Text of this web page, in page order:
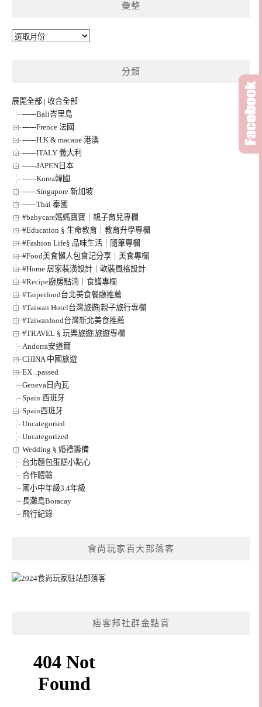
彙整
彙
分類
展開全部 | 收合全部
------Bali峇里島
------Frence 法國
------H.K & macaue 港澳
------ITALY 義大利
------JAPEN日本
------Korea韓國
------Singapore 新加坡
------Thai 泰國
#babycare媽媽寶寶｜親子育兒專欄
#Education § 生命教育｜教育升學專欄
#Fashion Life§ 品味生活｜隨筆專欄
#Food美食懶人包食記分享｜美食專欄
#Home 居家裝潢設計｜軟裝風格設計
#Recipe廚房點滴｜食譜專欄
#Taipeifood台北美食餐廳推薦
#Taiwan Hotel台灣旅遊|親子旅行專欄
#Taiwanfood台灣新北美食推薦
#TRAVEL § 玩樂旅遊|旅遊專欄
Andorra安道爾
CHINA 中國旅遊
EX ..passed
Geneva日內瓦
Spain 西班牙
Spain西班牙
Uncategoried
Uncategorized
Wedding § 婚禮籌備
台北麵包蛋糕小點心
合作體驗
國小中年級3.4年級
長灘島Boracay
飛行紀錄
食尚玩家百大部落客
痞客邦社群金點賞